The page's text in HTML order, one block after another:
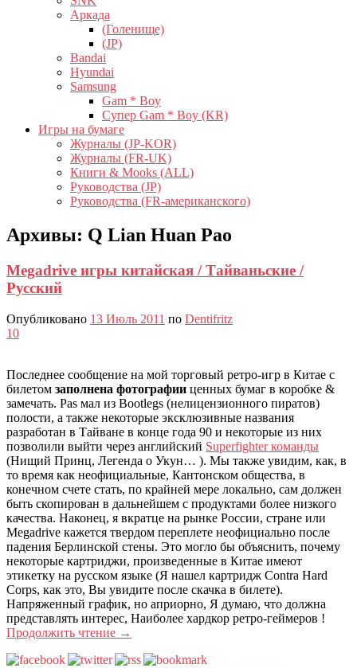
Аркада
(Голенище)
(JP)
Bandai
Hyundai
Samsung
Gam * Boy
Супер Gam * Boy (KR)
Игры на бумаге
Журналы (JP-KOR)
Журналы (FR-UK)
Книги & Mooks (ALL)
Руководства (JP)
Руководства (FR-американского)
Архивы: Q Lian Huan Pao
Megadrive игры китайская / Тайваньские /
Русский
Опубликовано 13 Июль 2011 по Dentifritz
10
Последнее сообщение на мой торговый ретро-игр в Китае с
билетом заполнена фотографии ценных бумаг в коробке &
замечать. Pas мал из Bootlegs (нелицензионного пиратов)
полости, а также некоторые эксклюзивные названия
разработан в Тайване в конце года 90 и некоторые из них
позволили выйти через английский Superfighter команды
(Нищий Принц, Легенда о Укун… ). Мы также увидим, как, в
то время как неофициальные, Кантонском общества, в
конечном счете стать, по крайней мере локально, сам должен
быть скопирован в дальнейшем с продуктами более низкого
качества. Наконец, я вкратце на рынке России, стране или
Megadrive кажется твердом переплете неофициально после
падения Берлинской стены. Это могло бы объяснить, почему
некоторые картриджи, произведенные в Китае имеют
этикетку на русском языке (Я нашел картридж Contra Hard
Corps, как это, Вы увидите после скачка в билете).
Напряженный график, но априорно, Я думаю, что должна
представлять интерес, Наиболее хардкор ретро-геймеров !
Продолжить чтение →